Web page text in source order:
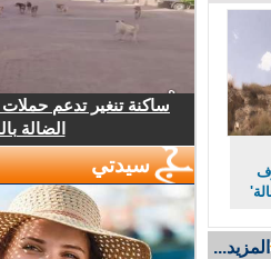
المزيد...
ساكنة تنغير تدعم
الضالة
سيدتي